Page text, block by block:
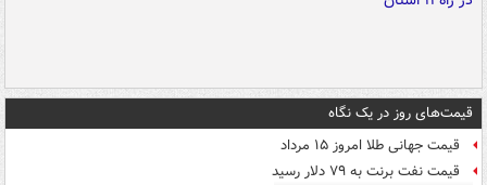
قیمت‌های روز در یک نگاه
قیمت جهانی طلا امروز ۱۵ مرداد
قیمت نفت برنت به ۷۹ دلار رسید